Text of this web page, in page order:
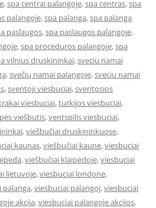
,spa centrai palangoje,spa centras,spa
palangoje,spa palanga,spa palanga
paslaugos,spa paslaugos palangoje,
,spa proceduros palangoje,spa
vilnius druskininkai,sveciu namai
,svečių namai palangoje,sveciu namai
,sventoji viesbuciai,sventosios
viesbuciai,turkijos viesbuciai,
viešbutis,ventspilis viesbuciai,
,viešbučiai druskininkuose,
kaunas,viešbučiai kaune,viesbuciai
,viešbučiai klaipėdoje,viesbuciai
lietuvoje,viesbuciai londone,
palanga,viesbuciai palangoj,viesbuciai
akcija,viesbuciai palangoje akcijos,